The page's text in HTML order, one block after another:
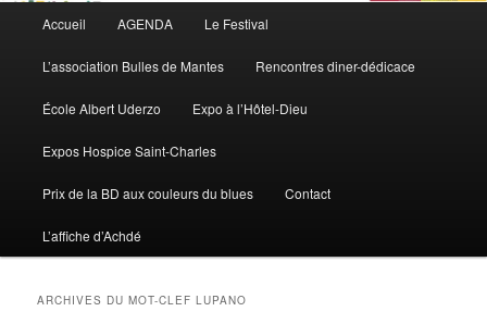
Aller au contenu principal
Aller au contenu secondaire
Accueil AGENDA Le Festival
L’association Bulles de Mantes Rencontres diner-dédicace
École Albert Uderzo Expo à l’Hôtel-Dieu
Expos Hospice Saint-Charles
Prix de la BD aux couleurs du blues Contact
L’affiche d’Achdé
ARCHIVES DU MOT-CLEFLUPANO